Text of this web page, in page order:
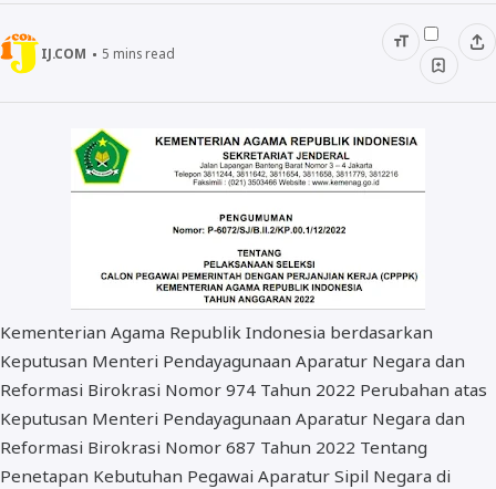
Info GTK
BOS dan PIP
IJ.COM 5 mins read
Kementerian Agama Republik Indonesia berdasarkan
Keputusan Menteri Pendayagunaan Aparatur Negara dan
Reformasi Birokrasi Nomor 974 Tahun 2022 Perubahan atas
Keputusan Menteri Pendayagunaan Aparatur Negara dan
Reformasi Birokrasi Nomor 687 Tahun 2022 Tentang
Penetapan Kebutuhan Pegawai Aparatur Sipil Negara di